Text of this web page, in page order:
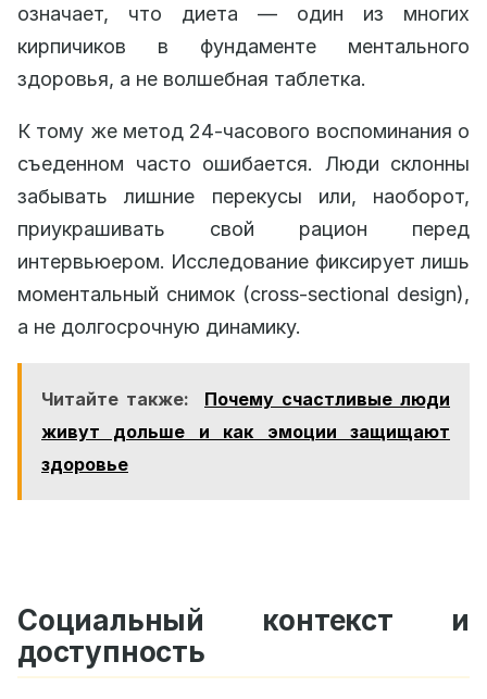
означает, что диета — один из многих
кирпичиков в фундаменте ментального
здоровья, а не волшебная таблетка.
К тому же метод 24-часового воспоминания о
съеденном часто ошибается. Люди склонны
забывать лишние перекусы или, наоборот,
приукрашивать свой рацион перед
интервьюером. Исследование фиксирует лишь
моментальный снимок (cross-sectional design),
а не долгосрочную динамику.
Читайте также:
Почему счастливые люди
живут дольше и как эмоции защищают
здоровье
Социальный контекст и
доступность